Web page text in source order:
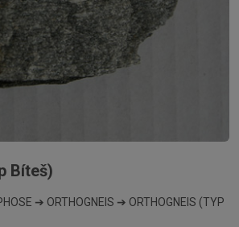
Bíteš)
➔ ORTHOGNEIS ➔ ORTHOGNEIS (TYP